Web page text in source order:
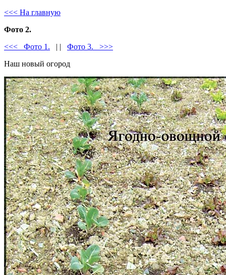
<<< На главную
Фото 2.
<<< Фото 1. | | Фото 3. >>>
Наш новый огород